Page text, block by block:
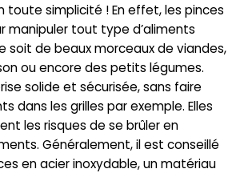
toute simplicité ! En effet, les pinces
manipuler tout type d’aliments
soit de beaux morceaux de viandes,
ou encore des petits légumes.
solide et sécurisée, sans faire
dans les grilles par exemple. Elles
les risques de se brûler en
Généralement, il est conseillé
en acier inoxydable, un matériau